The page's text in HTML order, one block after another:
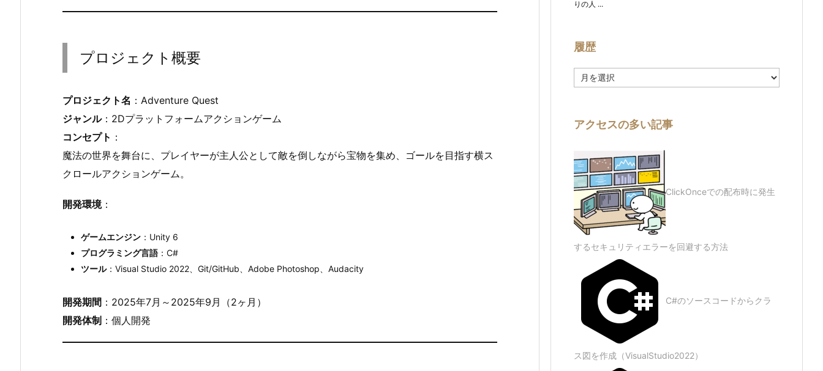
プロジェクト概要
プロジェクト名 ：Adventure Quest
ジャンル：2Dプラットフォームアクションゲーム
コンセプト ：
魔法の世界を舞台に、プレイヤーが主人公として敵を倒しながら宝物を集め、ゴールを目指す横ス
クロールアクションゲーム。
開発環境：
ゲームエンジン ：Unity 6
プログラミング言語 ：C#
ツール：Visual Studio 2022、Git/GitHub、Adobe Photoshop、Audacity
開発期間 ：2025年7月～2025年9月（2ヶ月）
開発体制 ：個人開発
りの人 ...
履歴
歴
アクセスの多い記事
ClickOnceでの配布時に発生
するセキュリティエラーを回避する方法
C#のソースコードからクラ
ス図を作成（VisualStudio2022）